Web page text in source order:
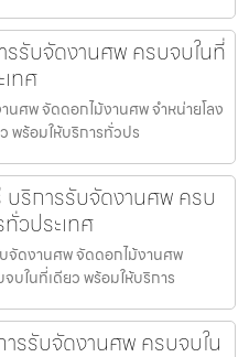
รรับจัดงานศพ ครบจบในที่
ทศ
นศพ จัดดอกไม้งานศพ จำหน่ายโลง
พร้อมให้บริการทั่วปร
บริการรับจัดงานศพ ครบ
วประเทศ
จัดงานศพ จัดดอกไม้งานศพ
บในที่เดียว พร้อมให้บริการ
รรับจัดงานศพ ครบจบใน